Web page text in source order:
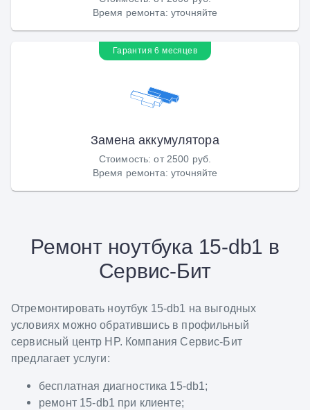
Время ремонта: уточняйте
Гарантия 6 месяцев
Замена аккумулятора
Стоимость:от 2500 руб.
Время ремонта: уточняйте
Ремонт ноутбука 15-db1 в
Сервис-Бит
Отремонтировать ноутбук 15-db1 на выгодных
условиях можно обратившись в профильный
сервисный центр HP. Компания Сервис-Бит
предлагает услуги:
бесплатная диагностика 15-db1;
ремонт 15-db1 при клиенте;